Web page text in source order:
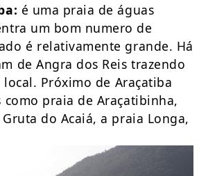
é uma praia de águas
um bom numero de
é relativamente grande. Há
de Angra dos Reis trazendo
Próximo de Araçatiba
praia de Araçatibinha,
do Acaiá, a praia Longa,